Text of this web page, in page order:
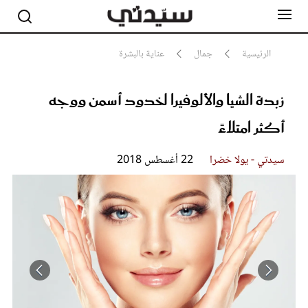
الرئيسية جمال عناية بالبشرة
زبدة الشيا والألوفيرا لخدود أسمن ووجه
أكثر امتلاءً
سيدتي - يولا خضرا 22 أغسطس 2018
مشاهير
أناقة
جمال
سيدتي وطفلك
لايف ستايل
فيديو
مطبخ سيدتي
مقالات الرأي
ستايل